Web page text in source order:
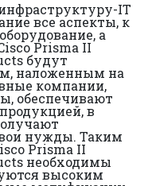
IT
все аспекты, к
а
Prisma II
будут
наложенным на
компании,
обеспечивают
в
нужды. Таким
Prisma II
необходимы
высоким